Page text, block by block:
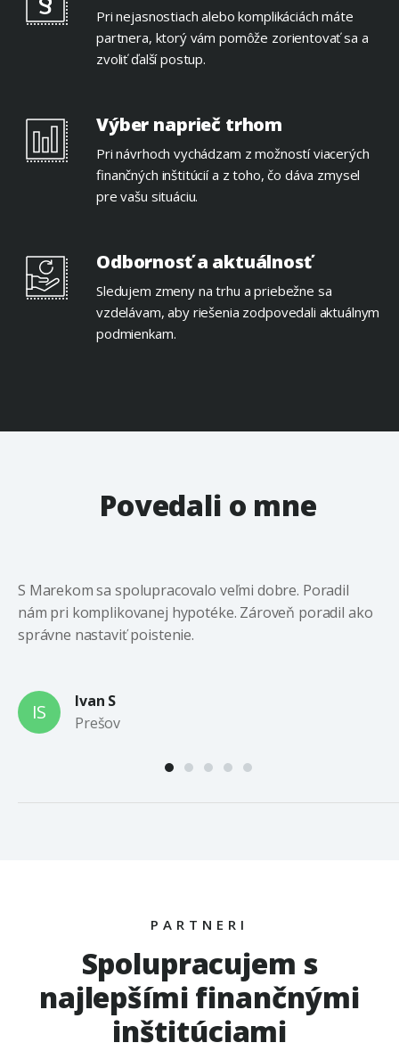
Pri nejasnostiach alebo komplikáciách máte
partnera, ktorý vám pomôže zorientovať sa a
zvoliť ďalší postup.
Výber naprieč trhom
Pri návrhoch vychádzam z možností viacerých
finančných inštitúcií a z toho, čo dáva zmysel
pre vašu situáciu.
Odbornosť a aktuálnosť
Sledujem zmeny na trhu a priebežne sa
vzdelávam, aby riešenia zodpovedali aktuálnym
podmienkam.
Povedali o mne
S Marekom sa spolupracovalo veľmi dobre. Poradil
nám pri komplikovanej hypotéke. Zároveň poradil ako
správne nastaviť poistenie.
IS
Ivan S
Prešov
PARTNERI
Spolupracujem s
najlepšími finančnými
inštitúciami